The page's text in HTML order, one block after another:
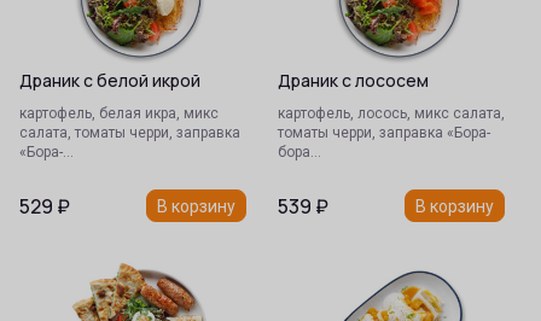
Драник с белой икрой
картофель, белая икра, микс
салата, томаты черри, заправка
«Бора-…
529 ₽ В корзину
Драник с лососем
картофель, лосось, микс салата,
томаты черри, заправка «Бора-
бора…
539 ₽ В корзину